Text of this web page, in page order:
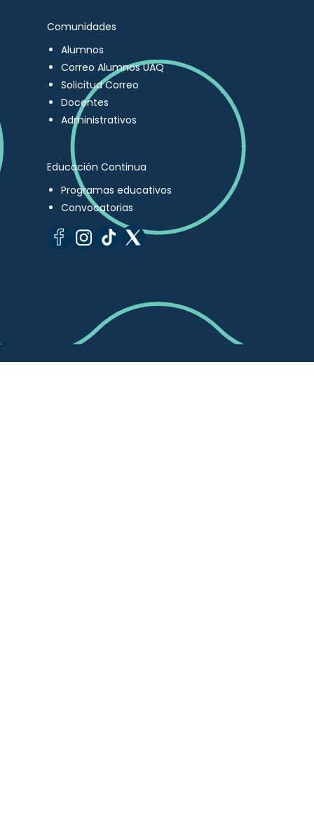
Comunidades
Alumnos
Correo Alumnos UAQ
Solicitud Correo
Docentes
Administrativos
Educación Continua
Programas educativos
Convocatorias